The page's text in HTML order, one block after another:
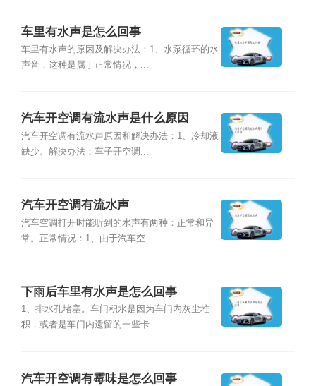
车里有水声是怎么回事
车里有水声的原因及解决办法：1、水泵循环的水
声音，这种是属于正常情况，...
汽车开空调有流水声是什么原因
汽车开空调有流水声原因和解决办法：1、冷却液
缺少。解决办法：车子开空调...
汽车开空调有流水声
汽车空调打开时能听到的水声有两种：正常和异
常。正常情况：1、由于汽车空...
下雨后车里有水声是怎么回事
1、排水孔堵塞。车门积水是因为车门内灰尘堆
积，或者是车门内遗留的一些卡...
汽车开空调有霉味是怎么回事